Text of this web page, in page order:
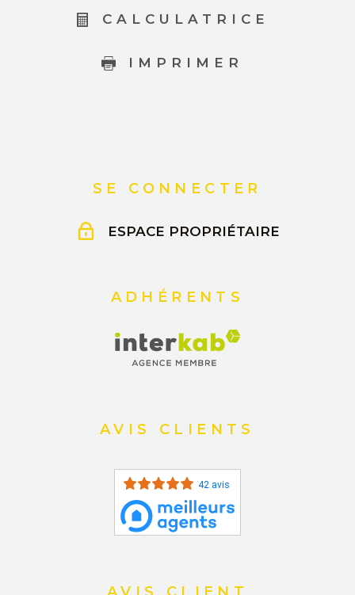
CALCULATRICE
IMPRIMER
SE CONNECTER
ESPACE PROPRIÉTAIRE
ADHÉRENTS
AVIS CLIENTS
42 avis